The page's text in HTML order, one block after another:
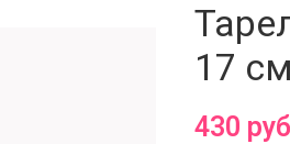
17
430